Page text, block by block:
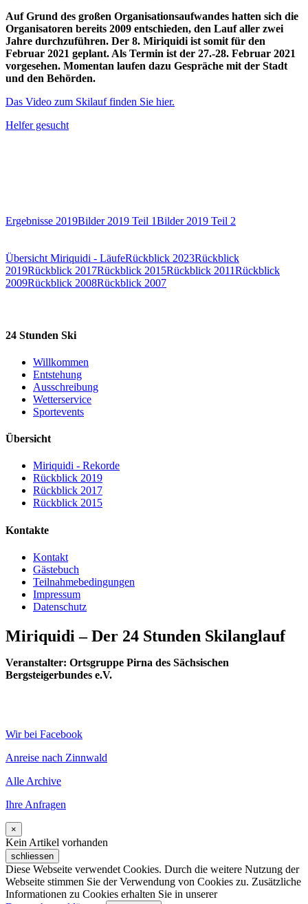
Auf Grund des großen Organisationsaufwandes hatten sich die
Organisatoren bereits 2009 entschieden, den Lauf aller zwei
Jahre durchzuführen. Der 8. Miriquidi ist somit für den
Februar 2021 geplant. Als Termin ist der 27.-28. Februar 2021
vorgesehen. Momentan laufen dazu Gespräche mit der Stadt
und den Behörden.
Das Video zum Skilauf finden Sie hier.
Helfer gesucht
Ergebnisse 2019Bilder 2019 Teil 1Bilder 2019 Teil 2
Übersicht Miriquidi - LäufeRückblick 2023Rückblick
2019Rückblick 2017Rückblick 2015Rückblick 2011Rückblick
2009Rückblick 2008Rückblick 2007
24 Stunden Ski
Willkommen
Entstehung
Ausschreibung
Wetterservice
Sportevents
Übersicht
Miriquidi - Rekorde
Rückblick 2019
Rückblick 2017
Rückblick 2015
Kontakte
Kontakt
Gästebuch
Teilnahmebedingungen
Impressum
Datenschutz
Miriquidi – Der 24 Stunden Skilanglauf
Veranstalter: Ortsgruppe Pirna des Sächsischen
Bergsteigerbundes e.V.
Wir bei Facebook
Anreise nach Zinnwald
Alle Archive
Ihre Anfragen
×
Kein Artikel vorhanden
schliessen
Diese Webseite verwendet Cookies. Durch die weitere Nutzung der
Webseite stimmen Sie der Verwendung von Cookies zu. Zusätzliche
Informationen zu Cookies erhalten Sie in unserer